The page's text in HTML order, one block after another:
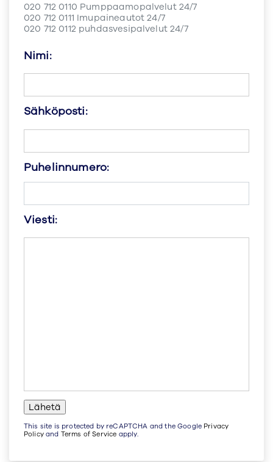
020 712 0110 Pumppaamopalvelut 24/7
020 712 0111 Imupaineautot 24/7
020 712 0112 puhdasvesipalvelut 24/7
Nimi:
Sähköposti:
Puhelinnumero:
Viesti:
This site is protected by reCAPTCHA and the Google Privacy
Policyand Terms of Service apply.